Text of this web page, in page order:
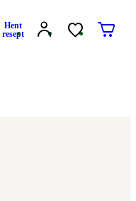
Hent
resept